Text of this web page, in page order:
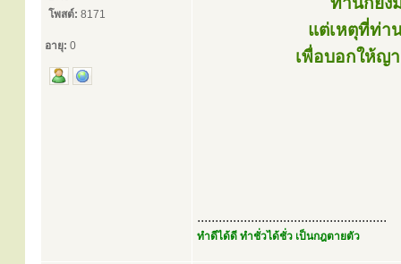
โพสต์: 8171
อายุ: 0
แต่เหตุที่ท่า
เพื่อบอกให้ญ
.....................................................
ทำดีได้ดี ทำชั่วได้ชั่ว เป็นกฎตายตัว